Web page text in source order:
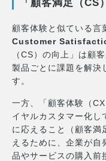
「顧客満足（CS
顧客体験と似ている言
Customer
（CS）の向上」は顧
製品ごとに課題を解決
す。
一方、「顧客体験（
イヤルカスタマー化し
に応えること（顧客満
えるために、企業が自
品やサービスの購入前